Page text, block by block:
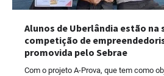
Alunos de Uberlândia estão
competição de
promovida pelo Sebrae
Com o projeto A-Prova, que tem como